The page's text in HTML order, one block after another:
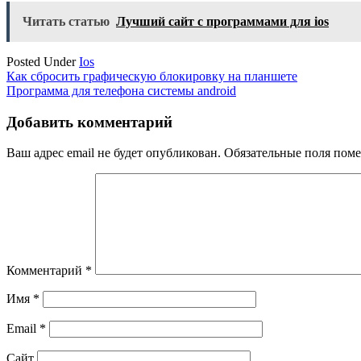
Читать статью Лучший сайт с программами для ios
Posted UnderIos
Навигация
по
записям
Как сбросить графическую блокировку на планшете
Программа для телефона системы android
Добавить комментарий
Ваш адрес email не будет опубликован. Обязательные поля
Комментарий *
Имя *
Email *